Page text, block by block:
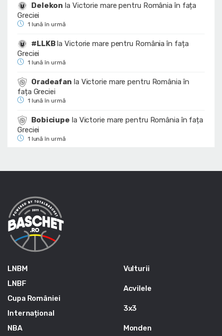
Delekon la Victorie mare pentru România în fața
Greciei
1 lună în urmă
#LLKBlaVictorie mare pentru România în fața
Greciei
1 lună în urmă
Oradeafan la Victorie mare pentru România în
fața Greciei
1 lună în urmă
Bobiciupe la Victorie mare pentru România în fața
Greciei
1 lună în urmă
LNBM
LNBF
Cupa României
Internațional
NBA
Vulturii
Acvilele
3x3
Monden